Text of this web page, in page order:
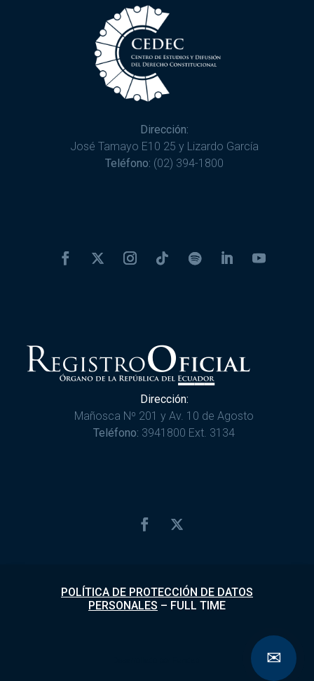
Dirección:
José Tamayo E10 25 y Lizardo García
Teléfono: (02) 394-1800
Dirección:
Mañosca Nº 201 y Av. 10 de Agosto
Teléfono: 3941800 Ext. 3134
POLÍTICA DE PROTECCIÓN DE DATOS
PERSONALES – FULL TIME
✉